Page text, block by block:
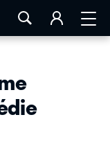
LA ROCHELLE